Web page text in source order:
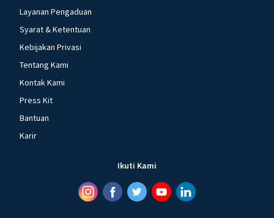
Layanan Pengaduan
Syarat & Ketentuan
Kebijakan Privasi
Tentang Kami
Kontak Kami
Press Kit
Bantuan
Karir
Ikuti Kami